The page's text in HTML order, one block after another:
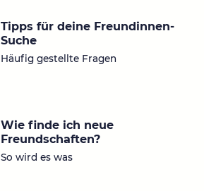
Tipps für deine Freundinnen-
Suche
Häufig gestellte Fragen
Wie finde ich neue
Freundschaften?
So wird es was